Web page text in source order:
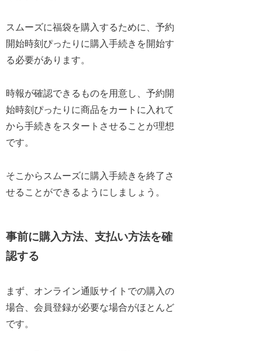
スムーズに福袋を購入するために、予約
開始時刻ぴったりに購入手続きを開始す
る必要があります。
時報が確認できるものを用意し、予約開
始時刻ぴったりに商品をカートに入れて
から手続きをスタートさせることが理想
です。
そこからスムーズに購入手続きを終了さ
せることができるようにしましょう。
事前に購入方法、支払い方法を確
認する
まず、オンライン通販サイトでの購入の
場合、会員登録が必要な場合がほとんど
です。